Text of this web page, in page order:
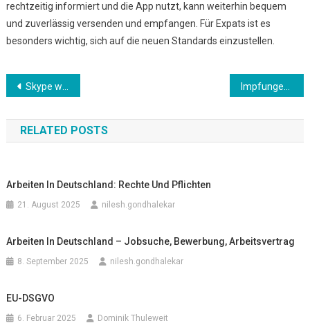
rechtzeitig informiert und die App nutzt, kann weiterhin bequem
und zuverlässig versenden und empfangen. Für Expats ist es
besonders wichtig, sich auf die neuen Standards einzustellen.
Beitrags-
Navigation
Skype wird abgeschaltet – Was Nutzer in Deutschland jetzt wissen müssen
RELATED POSTS
Arbeiten In Deutschland: Rechte Und Pflichten
21. August 2025 nilesh.gondhalekar
Arbeiten In Deutschland – Jobsuche, Bewerbung, Arbeitsvertrag
8. September 2025 nilesh.gondhalekar
EU-DSGVO
6. Februar 2025 Dominik Thuleweit